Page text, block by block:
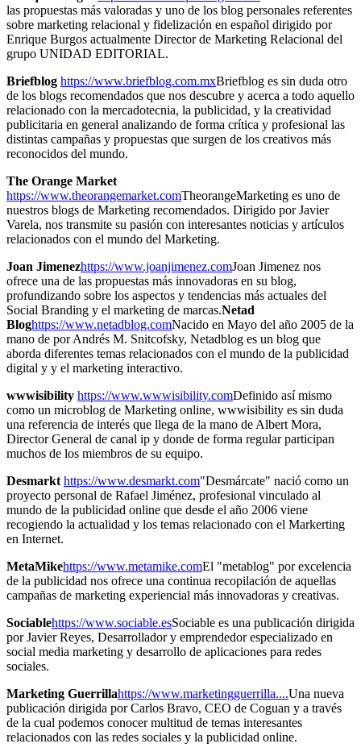
las propuestas más valoradas y uno de los blog personales referentes
sobre marketing relacional y fidelización en español dirigido por
Enrique Burgos actualmente Director de Marketing Relacional del
grupo UNIDAD EDITORIAL.
Briefblog https://www.briefblog.com.mxBriefblog es sin duda otro
de los blogs recomendados que nos descubre y acerca a todo aquello
relacionado con la mercadotecnia, la publicidad, y la creatividad
publicitaria en general analizando de forma crítica y profesional las
distintas campañas y propuestas que surgen de los creativos más
reconocidos del mundo.
The Orange Market
https://www.theorangemarket.comTheorangeMarketing es uno de
nuestros blogs de Marketing recomendados. Dirigido por Javier
Varela, nos transmite su pasión con interesantes noticias y artículos
relacionados con el mundo del Marketing.
Joan Jimenezhttps://www.joanjimenez.comJoan Jimenez nos
ofrece una de las propuestas más innovadoras en su blog,
profundizando sobre los aspectos y tendencias más actuales del
Social Branding y el marketing de marcas.Netad
Bloghttps://www.netadblog.comNacido en Mayo del año 2005 de la
mano de por Andrés M. Snitcofsky, Netadblog es un blog que
aborda diferentes temas relacionados con el mundo de la publicidad
digital y y el marketing interactivo.
wwwisibility https://www.wwwisibility.comDefinido así mismo
como un microblog de Marketing online, wwwisibility es sin duda
una referencia de interés que llega de la mano de Albert Mora,
Director General de canal ip y donde de forma regular participan
muchos de los miembros de su equipo.
Desmarkt https://www.desmarkt.com"Desmárcate" nació como un
proyecto personal de Rafael Jiménez, profesional vinculado al
mundo de la publicidad online que desde el año 2006 viene
recogiendo la actualidad y los temas relacionado con el Markerting
en Internet.
MetaMikehttps://www.metamike.comEl "metablog" por excelencia
de la publicidad nos ofrece una continua recopilación de aquellas
campañas de marketing experiencial más innovadoras y creativas.
Sociablehttps://www.sociable.esSociable es una publicación dirigida
por Javier Reyes, Desarrollador y emprendedor especializado en
social media marketing y desarrollo de aplicaciones para redes
sociales.
Marketing Guerrillahttps://www.marketingguerrilla....Una nueva
publicación dirigida por Carlos Bravo, CEO de Coguan y a través
de la cual podemos conocer multitud de temas interesantes
relacionados con las redes sociales y la publicidad online.